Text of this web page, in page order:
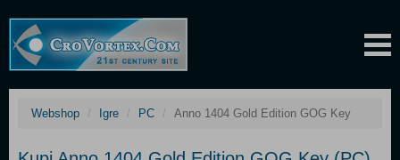
Webshop Igre PC Anno 1404 Gold Edition GOG Key